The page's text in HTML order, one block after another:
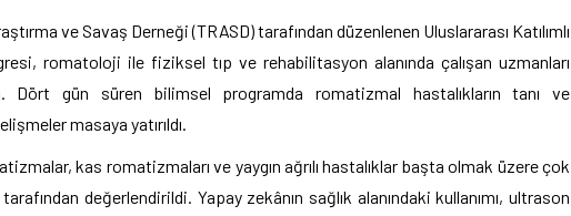
ve Savaş Derneği (TRASD) tarafından düzenlenen Uluslararası Katılımlı
romatoloji ile fiziksel tıp ve rehabilitasyon alanında çalışan uzmanları
Dört gün süren bilimsel programda romatizmal hastalıkların tanı ve
masaya yatırıldı.
kas romatizmaları ve yaygın ağrılı hastalıklar başta olmak üzere çok
değerlendirildi. Yapay zekânın sağlık alanındaki kullanımı, ultrason